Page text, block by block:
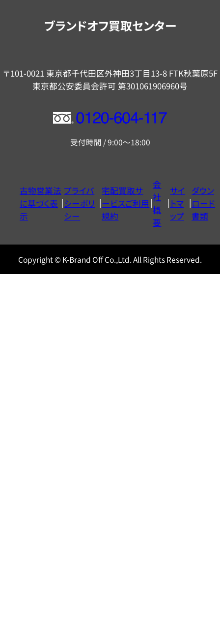
ブランドオフ買取センター
〒101-0021 東京都千代田区外神田3丁目13-8 FTK秋葉原5F
東京都公安委員会許可 第301061906960号
フ
ー
ヤ
ル
0120604117
受付時間 / 9:00～18:00
古物営業法
に基づく表
示
プライバ
シーポリ
シー
宅配買取サ
ービスご利用
規約
会
社
概
要
サイ
トマ
ップ
ダウン
ロード
書類
Copyright © K-Brand Off Co.,Ltd. All Rights Reserved.